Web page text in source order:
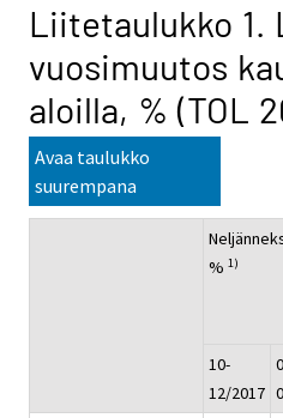
Liitetaulukko 1.
vuosimuutos
aloilla, % (TOL
Avaa taulukko
suurempana
% 1)
10-
12/2017